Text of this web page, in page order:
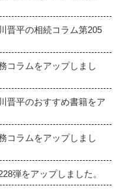
晋平の相続コラム第205
コラムをアップしまし
晋平のおすすめ書籍をア
コラムをアップしまし
弾をアップしました。